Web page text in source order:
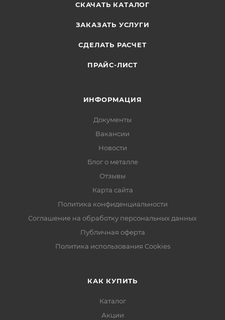
СКАЧАТЬ КАТАЛОГ
ЗАКАЗАТЬ УСЛУГИ
СДЕЛАТЬ РАСЧЕТ
ПРАЙС-ЛИСТ
ИНФОРМАЦИЯ
Документы
Вакансии
Новости
Блог о металле
Отзывы
Карта сайта
Политика конфиденциальности
Соглашение на обработку персональных данных
Публичная оферта
Политика использования Cookies
КАК КУПИТЬ
Каталог
Акции